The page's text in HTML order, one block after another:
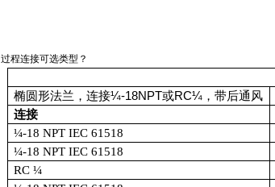
过程连接可选类型？
椭圆形法兰，连接¼-18NPT或RC¼，带后通风
连接
¼-18 NPT IEC 61518
¼-18 NPT IEC 61518
RC ¼